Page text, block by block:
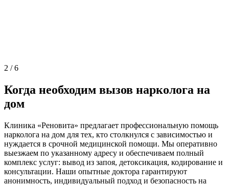
2 /6
Когда необходим вызов нарколога на
дом
Клиника «Реновита» предлагает профессиональную помощь
нарколога на дом для тех, кто столкнулся с зависимостью и
нуждается в срочной медицинской помощи. Мы оперативно
выезжаем по указанному адресу и обеспечиваем полный
комплекс услуг: вывод из запоя, детоксикация, кодирование и
консультации. Наши опытные доктора гарантируют
анонимность, индивидуальный подход и безопасность на